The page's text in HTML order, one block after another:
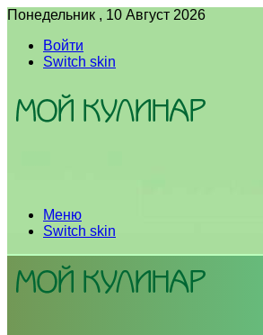
Понедельник , 10 Август 2026
Войти
Switch skin
Меню
Switch skin